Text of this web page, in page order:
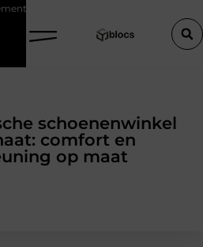
makelaar
schoenenwinkel
comfort en
op maat